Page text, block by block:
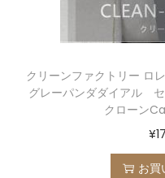
クリーンファクトリー ロ
グレーパンダダイアル
クローン
¥
お買